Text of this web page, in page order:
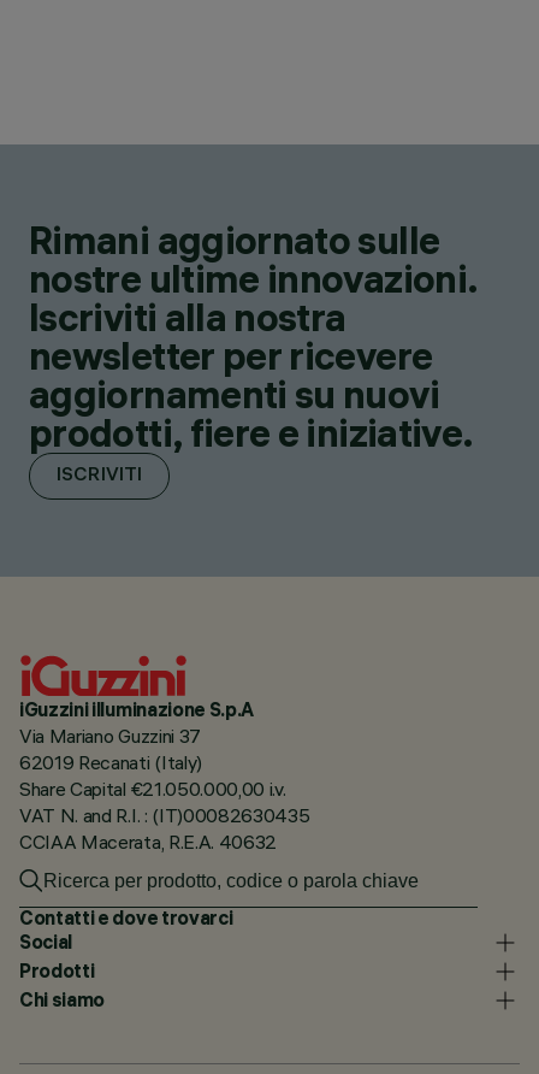
Rimani aggiornato sulle
nostre ultime innovazioni.
Iscriviti alla nostra
newsletter per ricevere
aggiornamenti su nuovi
prodotti, fiere e iniziative.
ISCRIVITI
iGuzzini illuminazione S.p.A
Via Mariano Guzzini 37
62019 Recanati (Italy)
Share Capital €21.050.000,00 i.v.
VAT N. and R.I. : (IT)00082630435
CCIAA Macerata, R.E.A. 40632
Contatti e dove trovarci
Social
Prodotti
Chi siamo